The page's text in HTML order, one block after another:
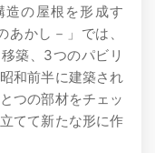
の屋根を形成す
かし－」では、
築、3つのパビリ
和前半に建築され
つの部材をチェッ
てて新たな形に作